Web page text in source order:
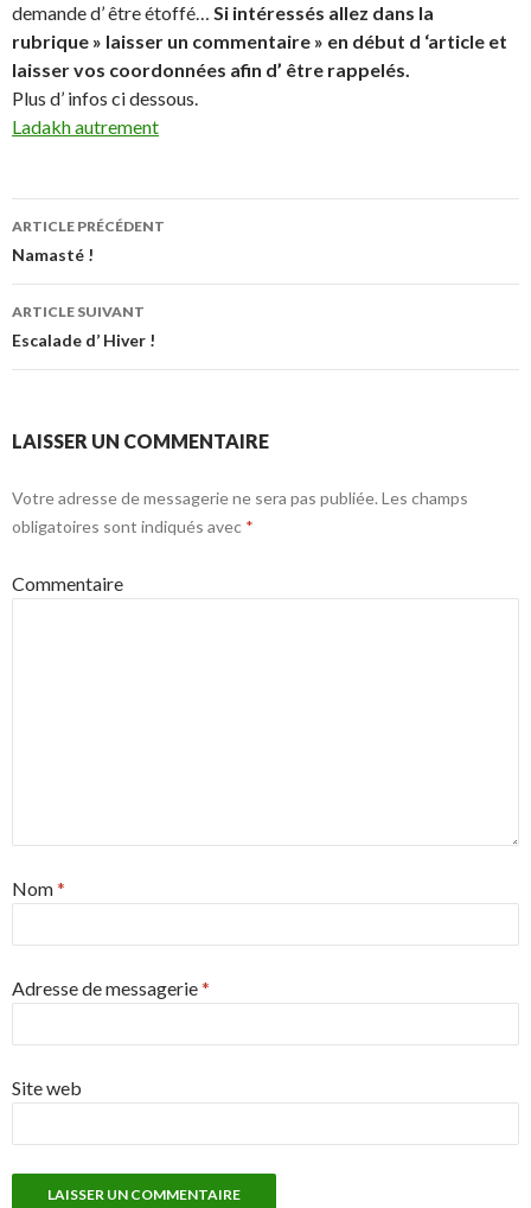
demande d’ être étoffé… Si intéressés allez dans la
rubrique » laisser un commentaire » en début d ‘article et
laisser vos coordonnées afin d’ être rappelés.
Plus d’ infos ci dessous.
Ladakh autrement
Navigation de l’article
ARTICLE PRÉCÉDENT
Namasté !
ARTICLE SUIVANT
Escalade d’ Hiver !
LAISSER UN COMMENTAIRE
Votre adresse de messagerie ne sera pas publiée. Les champs
obligatoires sont indiqués avec *
Commentaire
Nom*
Adresse de messagerie*
Site web